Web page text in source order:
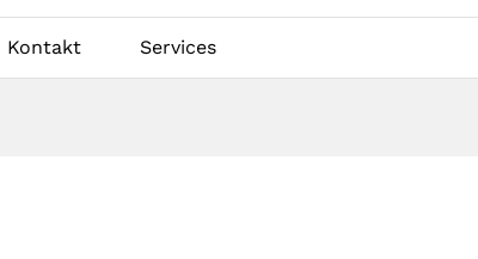
Kontakt Services